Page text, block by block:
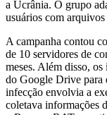
a Ucrânia. O grupo
usuários com
A campanha contou
de 10 servidores de
meses. Além disso,
do Google Drive para
infecção envolvia a
coletava informações